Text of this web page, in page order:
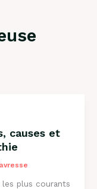
causes et
les plus courants